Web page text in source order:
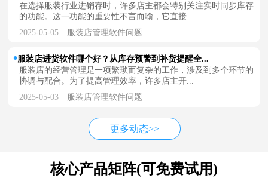
在选择服装行业进销存时，许多店主都会特别关注实时同步库存
的功能。这一功能的重要性不言而喻，它直接...
2025-05-05 服装店管理软件问题
服装店进货软件哪个好？从库存预警到补货提醒全...
服装店的经营管理是一项繁琐而复杂的工作，涉及到多个环节的
协调与配合。为了提高管理效率，许多店主开...
2025-05-03 服装店管理软件问题
更多动态>>
核心产品矩阵(可免费试用)